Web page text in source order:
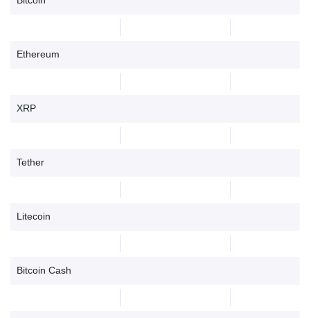
Ethereum
XRP
Tether
Litecoin
Bitcoin Cash